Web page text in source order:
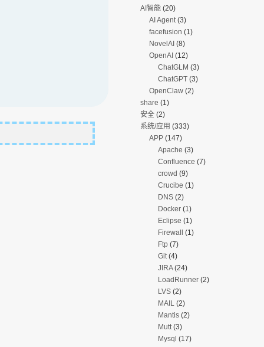
AI智能(20)
AI Agent(3)
facefusion (1)
NovelAI(8)
OpenAI(12)
ChatGLM (3)
ChatGPT(3)
OpenClaw(2)
share (1)
安全(2)
系统/应用 (333)
APP(147)
Apache (3)
Confluence (7)
crowd (9)
Crucibe (1)
DNS(2)
Docker(1)
Eclipse (1)
Firewall (1)
Ftp(7)
Git(4)
JIRA(24)
LoadRunner(2)
LVS(2)
MAIL (2)
Mantis(2)
Mutt(3)
Mysql (17)